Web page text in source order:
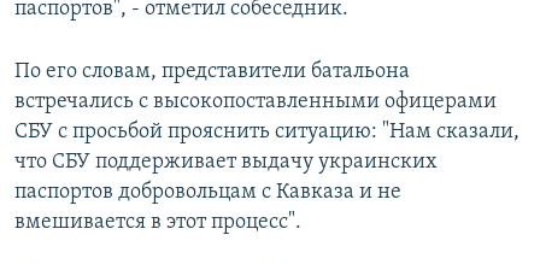
паспортов", - отметил собеседник.
По его словам, представители батальона
встречались с высокопоставленными офицерами
СБУ с просьбой прояснить ситуацию: "Нам сказали,
что СБУ поддерживает выдачу украинских
паспортов добровольцам с Кавказа и не
вмешивается в этот процесс".